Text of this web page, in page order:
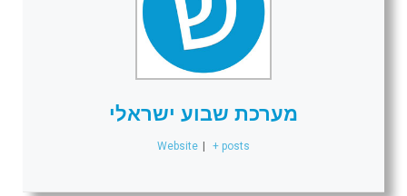
מערכת שבוע ישראלי
Website + posts